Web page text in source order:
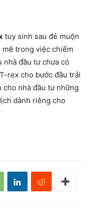
tuy sinh sau đẻ muộn
trong việc chiếm
đầu tư chưa có
rex cho bước đầu trải
nhà đầu tư những
dành riêng cho